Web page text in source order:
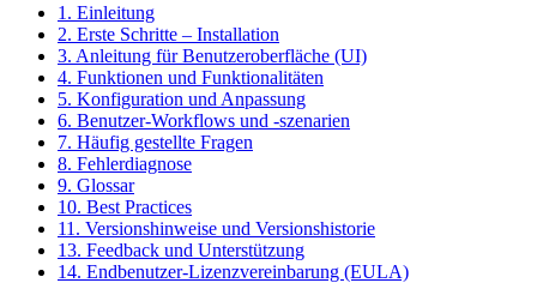
1. Einleitung
2. Erste Schritte – Installation
3. Anleitung für Benutzeroberfläche (UI)
4. Funktionen und Funktionalitäten
5. Konfiguration und Anpassung
6. Benutzer-Workflows und -szenarien
7. Häufig gestellte Fragen
8. Fehlerdiagnose
9. Glossar
10. Best Practices
11. Versionshinweise und Versionshistorie
13. Feedback und Unterstützung
14. Endbenutzer-Lizenzvereinbarung (EULA)